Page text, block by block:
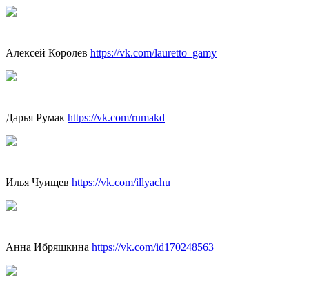
Алексей Королев https://vk.com/lauretto_gamy
Дарья Румак https://vk.com/rumakd
Илья Чуищев https://vk.com/illyachu
Анна Ибряшкина https://vk.com/id170248563